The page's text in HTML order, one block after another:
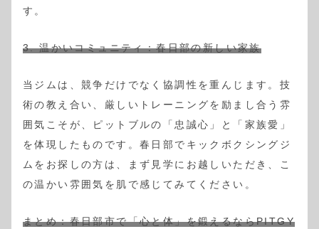
す。
3. 温かいコミュニティ：春日部の新しい家族
当ジムは、競争だけでなく協調性を重んじます。技
術の教え合い、厳しいトレーニングを励まし合う雰
囲気こそが、ピットブルの「忠誠心」と「家族愛」
を体現したものです。春日部でキックボクシングジ
ムをお探しの方は、まず見学にお越しいただき、こ
の温かい雰囲気を肌で感じてみてください。
まとめ：春日部市で「心と体」を鍛えるならPITGY